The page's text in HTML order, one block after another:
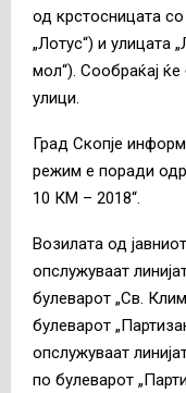
од крстосницата
„Лотус“) и улицата
мол“). Сообраќај
улици.
Град Скопје
режим е поради
10 КМ – 2018“.
Возилата од
опслужуваат
булеварот „Св.
булеварот
опслужуваат
по булеварот